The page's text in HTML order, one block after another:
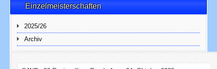
Einzelmeisterschaften
2025/26
Archiv